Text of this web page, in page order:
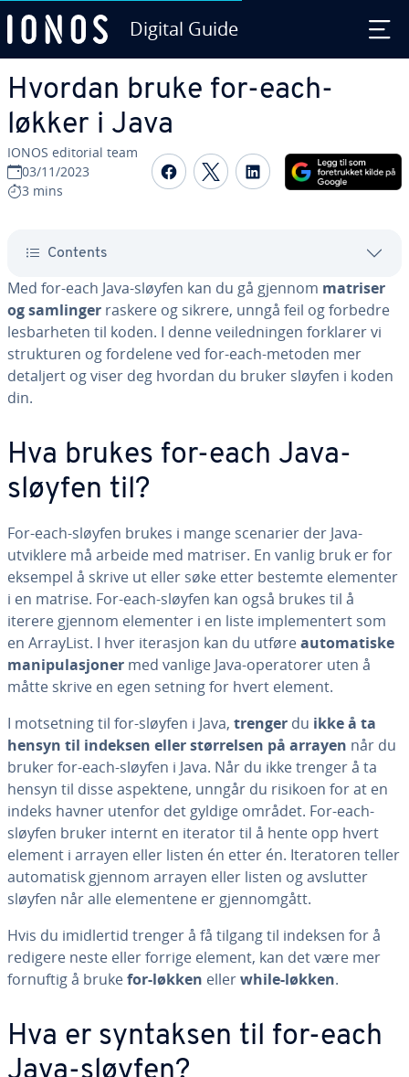
Digital Guide
Hvordan bruke for-each-
løkker i Java
IONOS editorial team
03/11/2023
3 mins
Share on Facebook
Share on Twitter
Share on
Contents
Med for-each Java-sløyfen kan du gå gjennom matriser
og samlinger raskere og sikrere, unngå feil og forbedre
lesbarheten til koden. I denne veiledningen forklarer vi
strukturen og fordelene ved for-each-metoden mer
detaljert og viser deg hvordan du bruker sløyfen i koden
din.
Hva brukes for-each Java-
sløyfen til?
For-each-sløyfen brukes i mange scenarier der Java-
utviklere må arbeide med matriser. En vanlig bruk er for
eksempel å skrive ut eller søke etter bestemte elementer
i en matrise. For-each-sløyfen kan også brukes til å
iterere gjennom elementer i en liste implementert som
en ArrayList. I hver iterasjon kan du utføreautomatiske
manipulasjoner med vanlige Java-operatorer uten å
måtte skrive en egen setning for hvert element.
I motsetning til for-sløyfen i Java, trenger du ikke å ta
hensyn til indeksen eller størrelsen på arrayen når du
bruker for-each-sløyfen i Java. Når du ikke trenger å ta
hensyn til disse aspektene, unngår du risikoen for at en
indeks havner utenfor det gyldige området. For-each-
sløyfen bruker internt en iterator til å hente opp hvert
element i arrayen eller listen én etter én. Iteratoren teller
automatisk gjennom arrayen eller listen og avslutter
sløyfen når alle elementene er gjennomgått.
Hvis du imidlertid trenger å få tilgang til indeksen for å
redigere neste eller forrige element, kan det være mer
fornuftig å brukefor-løkken ellerwhile-løkken.
Hva er syntaksen til for-each